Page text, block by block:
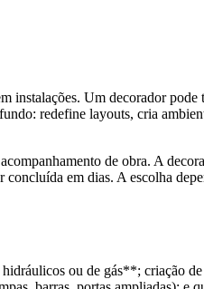
instalações. Um decorador pode
redefine layouts, cria
de obra. A
concluída em dias. A escolha
hidráulicos ou de gás**; criação